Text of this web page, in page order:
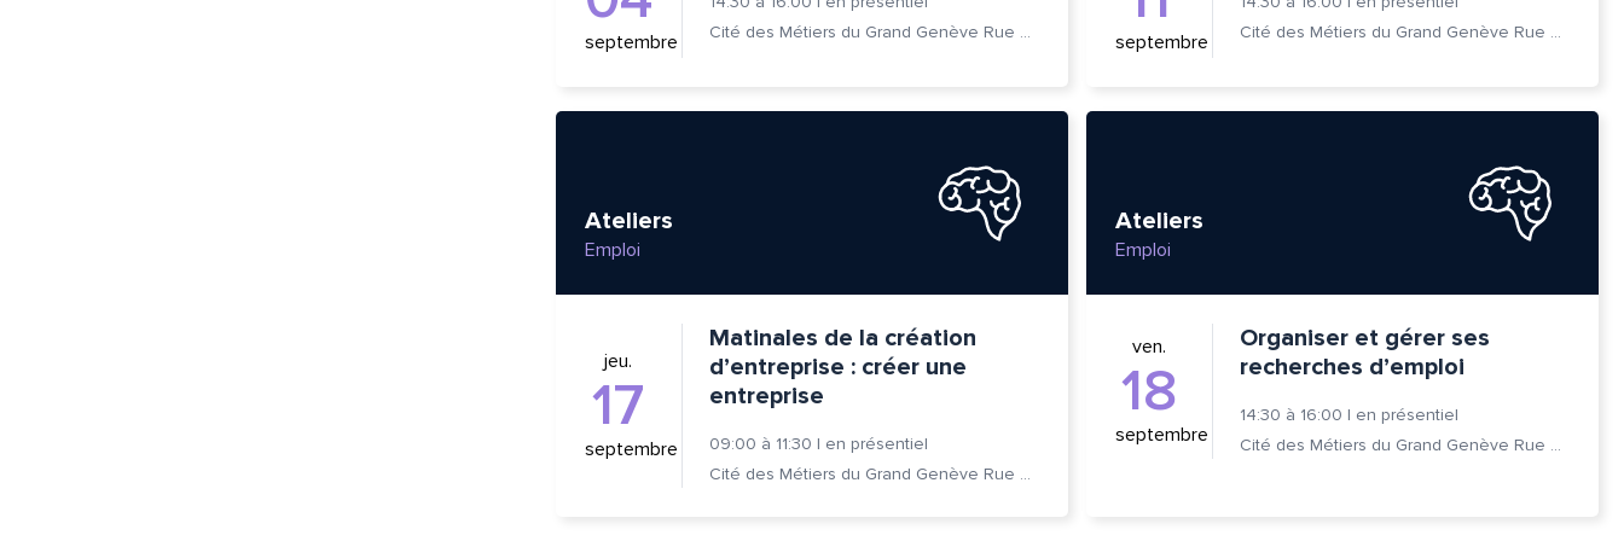
septembre
Cité des Métiers du Grand Genève Rue Prévost-Martin 6 1205 Genève
septembre
Cité des Métiers du Grand Genève Rue Prévost-Martin 6 1205 Genève
Ateliers
Emploi
jeu.
17
septembre
Matinales de la création
d’entreprise : créer une
entreprise
09:00 à 11:30 | en présentiel
Cité des Métiers du Grand Genève Rue Prévost-Martin 6 1205 Genève
Ateliers
Emploi
ven.
18
septembre
Organiser et gérer ses
recherches d’emploi
14:30 à 16:00 | en présentiel
Cité des Métiers du Grand Genève Rue Prévost-Martin 6 1205 Genève